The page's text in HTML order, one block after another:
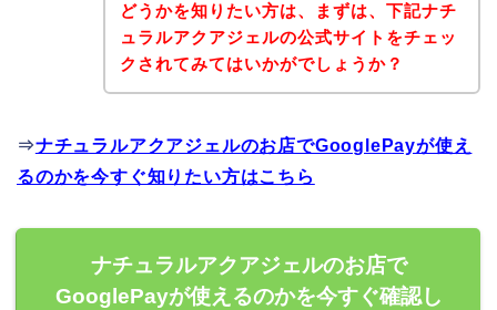
どうかを知りたい方は、まずは、下記ナチ
ュラルアクアジェルの公式サイトをチェッ
クされてみてはいかがでしょうか？
⇒ナチュラルアクアジェルのお店でGooglePayが使え
るのかを今すぐ知りたい方はこちら
ナチュラルアクアジェルのお店で
GooglePayが使えるのかを今すぐ確認し